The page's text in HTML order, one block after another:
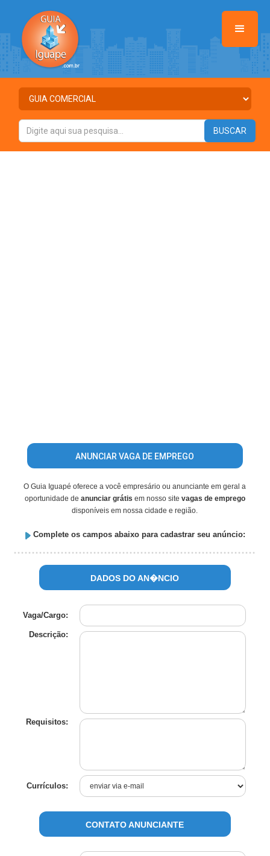
ANUNCIAR VAGA DE EMPREGO
O Guia Iguapé oferece a você empresário ou anunciante em geral a
oportunidade de anunciar grátis em nosso site vagas de emprego
disponíveis em nossa cidade e região.
Complete os campos abaixo para cadastrar seu anúncio:
DADOS DO AN�NCIO
Vaga/Cargo:
Descrição:
Requisitos:
Currículos:
CONTATO ANUNCIANTE